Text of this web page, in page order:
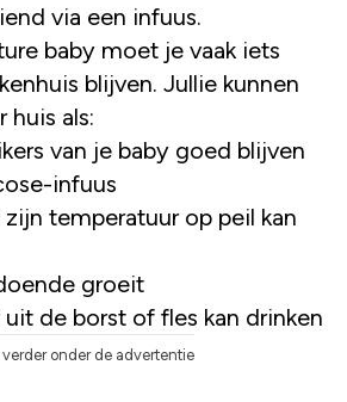
via een infuus.
baby moet je vaak iets
blijven. Jullie kunnen
huis als:
van je baby goed blijven
infuus
temperatuur op peil kan
groeit
de borst of fles kan drinken
verder onder de advertentie